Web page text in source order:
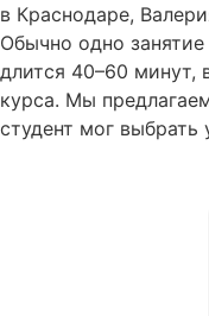
в Краснодаре,
Обычно одно
длится 40–60 минут,
курса. Мы
студент мог выбрать